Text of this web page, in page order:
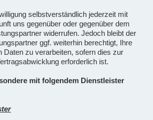
selbstverständlich jederzeit mit
uns gegenüber oder gegenüber dem
widerrufen. Jedoch bleibt der
ggf. weiterhin berechtigt, Ihre
Daten zu verarbeiten, sofern dies zur
erforderlich ist.
mit folgendem Dienstleister